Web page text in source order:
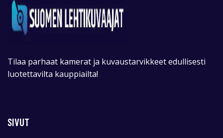
Tilaa parhaat kamerat ja kuvaustarvikkeet edullisesti
luotettavilta kauppiailta!
SIVUT